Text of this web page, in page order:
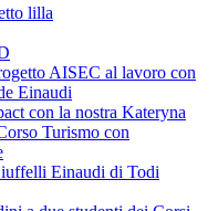
lilla
AISEC al lavoro con
Einaudi
con la nostra Kateryna
Turismo con
Einaudi di Todi